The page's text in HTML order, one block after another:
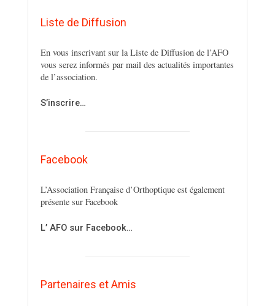
Liste de Diffusion
En vous inscrivant sur la Liste de Diffusion de l’AFO
vous serez informés par mail des actualités importantes
de l’association.
S’inscrire…
Facebook
L’Association Française d’Orthoptique est également
présente sur Facebook
L’ AFO sur Facebook…
Partenaires et Amis